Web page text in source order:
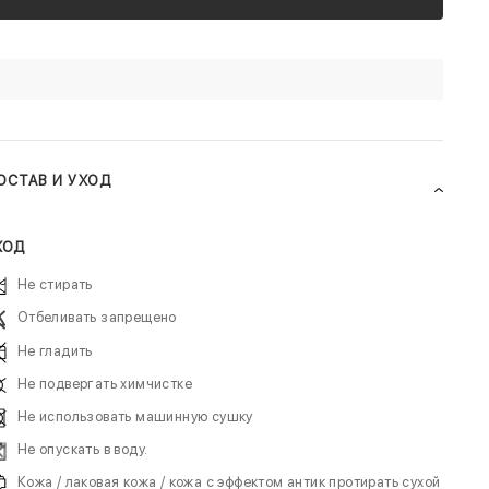
И УХОД
Не стирать
Отбеливать запрещено
Не гладить
Не подвергать химчистке
Не использовать машинную сушку
Не опускать в воду.
Кожа / лаковая кожа / кожа с эффектом антик протирать сухой